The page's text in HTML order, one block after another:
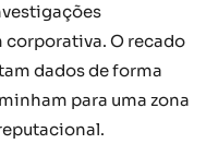
corporativa. O recado
dados de forma
para uma zona